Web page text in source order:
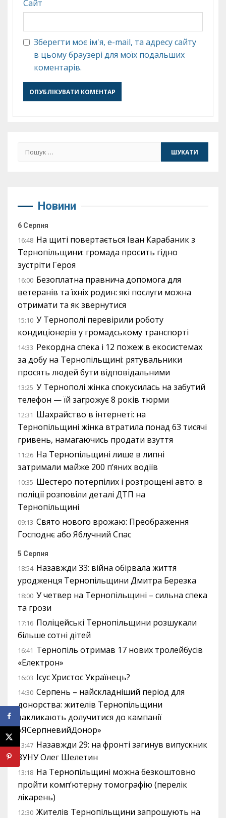
Сайт
Зберегти моє ім'я, e-mail, та адресу сайту
в цьому браузері для моїх подальших
коментарів.
Пошук:
Новини
6 Серпня
16:48 На щиті повертається Іван Карабаник з
Тернопільщини: громада просить гідно
зустріти Героя
16:00 Безоплатна правнича допомога для
ветеранів та їхніх родин: які послуги можна
отримати та як звернутися
15:10 У Тернополі перевірили роботу
кондиціонерів у громадському транспорті
14:33 Рекордна спека і 12 пожеж в екосистемах
за добу на Тернопільщині: рятувальники
просять людей бути відповідальними
13:25 У Тернополі жінка спокусилась на забутий
телефон — їй загрожує 8 років тюрми
12:31 Шахрайство в інтернеті: на
Тернопільщині жінка втратила понад 63 тисячі
гривень, намагаючись продати взуття
11:26 На Тернопільщині лише в липні
затримали майже 200 п’яних водіїв
10:35 Шестеро потерпілих і розтрощені авто: в
поліції розповіли деталі ДТП на
Тернопільщині
09:13 Свято нового врожаю: Преображення
Господнє або Яблучний Спас
5 Серпня
18:54 Назавжди 33: війна обірвала життя
уродженця Тернопільщини Дмитра Березка
18:00 У четвер на Тернопільщині – сильна спека
та грози
17:16 Поліцейські Тернопільщини розшукали
більше сотні дітей
16:41 Тернопіль отримав 17 нових тролейбусів
«Електрон»
16:03 Ісус Христос Українець?
14:30 Серпень – найскладніший період для
донорства: жителів Тернопільщини
закликають долучитися до кампанії
«ЯСерпневийДонор»
13:47 Назавжди 29: на фронті загинув випускник
ЗУНУ Олег Шелетин
13:18 На Тернопільщині можна безкоштовно
пройти комп’ютерну томографію (перелік
лікарень)
12:30 Жителів Тернопільщини запрошують на